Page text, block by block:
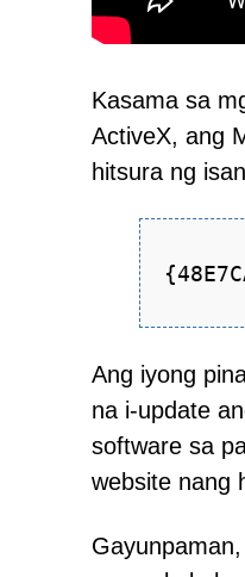
Kasama sa
ActiveX, ang
hitsura ng
Ang iyong
na i-update
software sa
website nang